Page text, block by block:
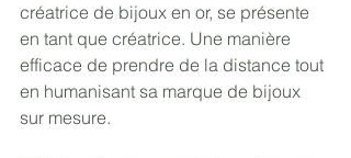
créatrice de bijoux en or, se présente
en tant que créatrice. Une manière
efficace de prendre de la distance tout
en humanisant sa marque de bijoux
sur mesure.